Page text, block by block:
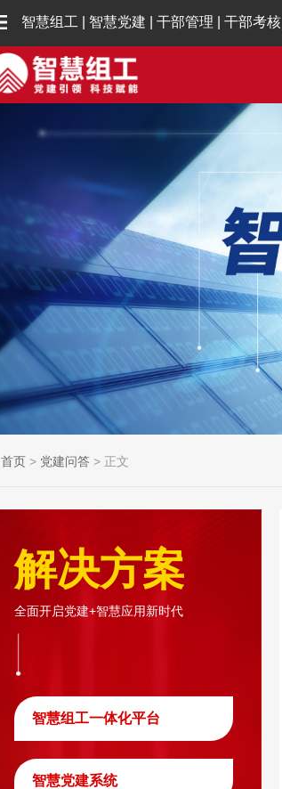
智慧组工 智慧党建 干部管理 干部考核
首页 > 党建问答 > 正文
解决方案
全面开启党建+智慧应用新时代
智慧组工一体化平台
智慧党建系统